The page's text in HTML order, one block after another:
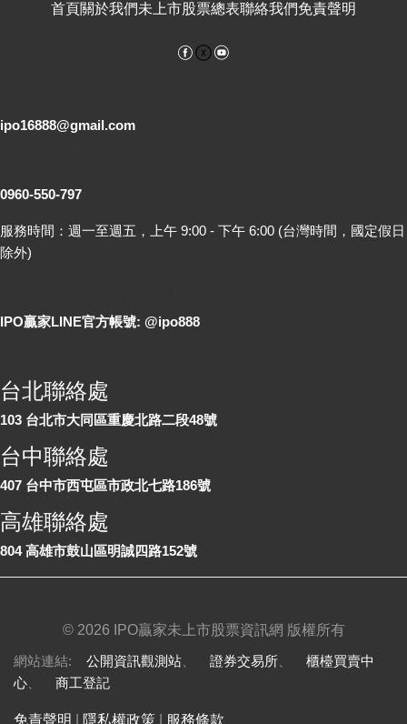
首頁關於我們未上市股票總表聯絡我們免責聲明
Facebook
ipo16888@gmail.com
0960-550-797
服務時間：週一至週五，上午 9:00 - 下午 6:00 (台灣時間，國定假日
除外)
IPO贏家LINE官方帳號: @ipo888
台北聯絡處
103 台北市大同區重慶北路二段48號
台中聯絡處
407 台中市西屯區市政北七路186號
高雄聯絡處
804 高雄市鼓山區明誠四路152號
© 2026 IPO贏家未上市股票資訊網 版權所有
網站連結: 公開資訊觀測站 證券交易所
櫃檯買賣中
心
商工登記
免責聲明 隱私權政策 服務條款